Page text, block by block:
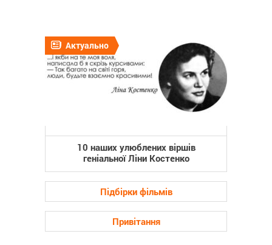
Актуально
10 наших улюблених віршів
геніальної Ліни Костенко
Підбірки фільмів
Привітання